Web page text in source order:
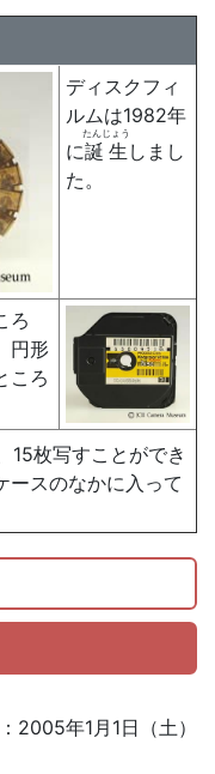
ディスクフィ
ルムは1982年
に誕生
たんじょう
しまし
た。
ろ
円形
ころ
15枚写すことができ
ースのなかに入って
2005年1月1日（土）